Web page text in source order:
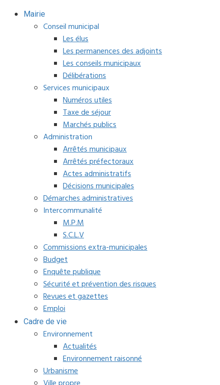
Mairie
Conseil municipal
Les élus
Les permanences des adjoints
Les conseils municipaux
Délibérations
Services municipaux
Numéros utiles
Taxe de séjour
Marchés publics
Administration
Arrêtés municipaux
Arrêtés préfectoraux
Actes administratifs
Décisions municipales
Démarches administratives
Intercommunalité
M.P.M
S.C.L.V
Commissions extra-municipales
Budget
Enquête publique
Sécurité et prévention des risques
Revues et gazettes
Emploi
Cadre de vie
Environnement
Actualités
Environnement raisonné
Urbanisme